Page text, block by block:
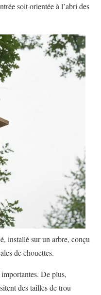
soit orientée à l’abri des
installé sur un arbre, conçu
de chouettes.
De plus,
des tailles de trou